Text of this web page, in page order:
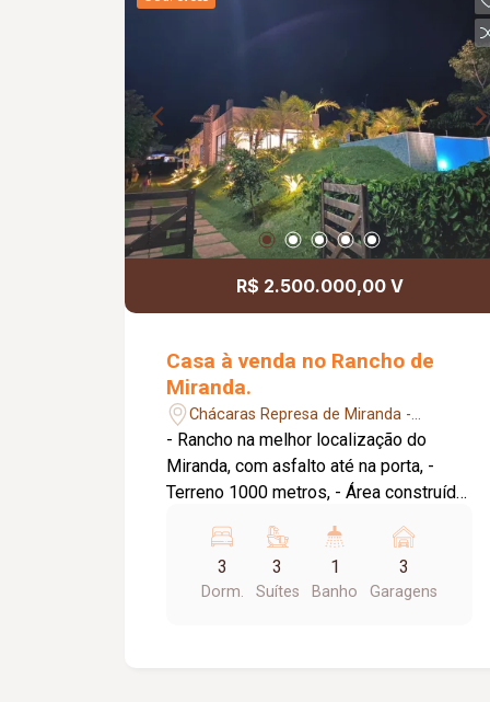
R$ 2.500.000,00 V
Casa à venda no Rancho de
Miranda.
Chácaras Represa de Miranda -
Uberlândia/MG
- Rancho na melhor localização do
Miranda, com asfalto até na porta, -
Terreno 1000 metros, - Área construída
com pé direito duplo, - 03 suítes todas
com persianas automatizadas e ar
condicionado, - Piscina de vidro, -
3
Dorm.
3
Suítes
1
Banho
3
Garagens